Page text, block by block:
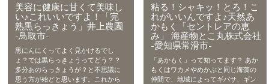
美容に健康に甘くて美味し
い♪これいいですよ！「完
熟黒らっきょう」井上農園
-鳥取市-
黒にんにくってよく見かけるでし
ょ？では黒らっきょうってどう？？
多分あのらっきょうが？と不思議に
思う方が殆どと思います。これから
粘る！シャキッ！とろ！こ
れがいいんですよ♪天然あ
かもく「セントレアの恵
み」 海産物とこ丸株式会社
-愛知県常滑市-
「あかもく」って知ってます？ あか
もくはワカメやめかぶと同じ海藻の
仲間で、地域によってギバサ、ギン